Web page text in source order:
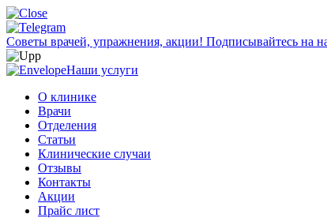
Советы врачей, упражнения, акции! Подписывайтесь на
Наши услуги
О клинике
Врачи
Отделения
Статьи
Клинические случаи
Отзывы
Контакты
Акции
Прайс лист